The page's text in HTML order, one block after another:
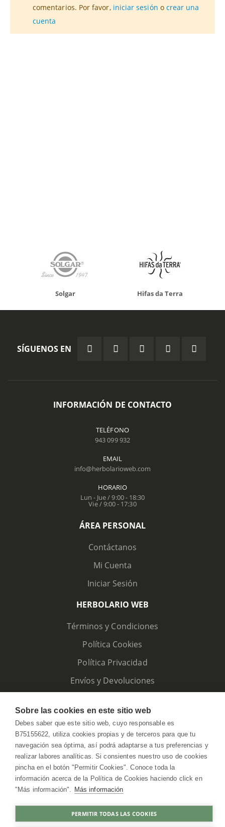
comentarios. Por favor, iniciar sesión o crear una
cuenta
Solgar Hifas da Terra
SÍGUENOS EN
INFORMACIÓN DE CONTACTO
TELÉFONO
943 099 932
EMAIL
info@herbolarioweb.com
HORARIO
Lun - Jue / 9:00 - 18:30
Vie / 9:00 - 17:30
ÁREA PERSONAL
Contáctanos
Mi Cuenta
Iniciar Sesión
HERBOLARIO WEB
Términos y Condiciones
Política Cookies
Política Privacidad
Envíos y Devoluciones
HerbolarioWeb © 2026. All Rights Reserved
Sobre las cookies en este sitio web
Debes saber que este sitio web, cuyo responsable es
B75155622, utiliza cookies propias y de terceros para que tu
navegación sea óptima, así podrá adaptarse a tus preferencias y
realizar labores analíticas. Si consientes nuestro uso de cookies
pincha en el botón "Permitir Cookies". Conoce toda la
información acerca de la Política de Cookies haciendo click en
"Más información". Más información
PERMITIR TODAS LAS COOKIES